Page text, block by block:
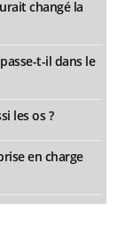
changé la
t-il dans le
les os ?
en charge